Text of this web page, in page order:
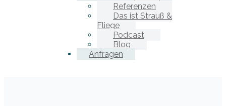
Referenzen
Das ist Strauß &
Fliege
Podcast
Blog
Anfragen